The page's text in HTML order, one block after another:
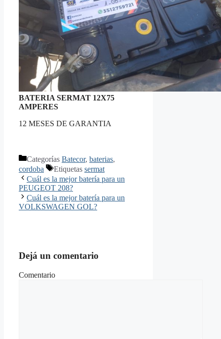
BATERIA SERMAT 12X75
AMPERES
12 MESES DE GARANTIA
Categorías Batecor, baterias,
cordoba
Etiquetas sermat
Cuál es la mejor batería para un
PEUGEOT 208?
Cuál es la mejor batería para un
VOLKSWAGEN GOL?
Dejá un comentario
Comentario